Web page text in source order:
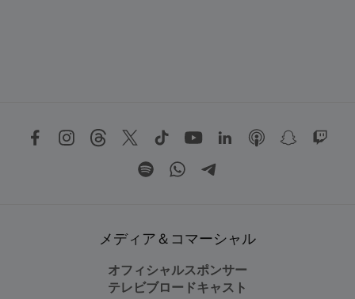
メディア＆コマーシャル
オフィシャルスポンサー
テレビブロードキャスト